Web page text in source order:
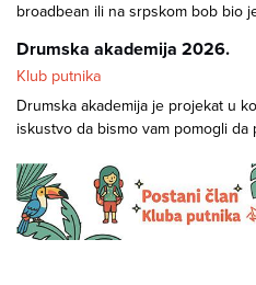
broadbean ili na srpskom bob bio
Drumska akademija 2026.
Klub putnika
Drumska akademija je projekat u
iskustvo da bismo vam pomogli da